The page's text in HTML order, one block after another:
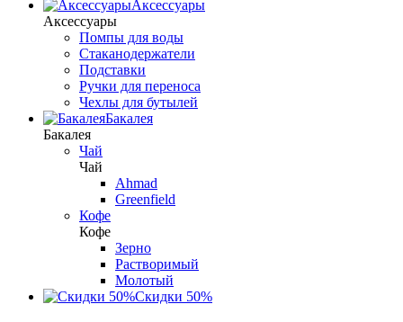
Аксессуары
Аксессуары
Помпы для воды
Стаканодержатели
Подставки
Ручки для переноса
Чехлы для бутылей
Бакалея
Бакалея
Чай
Чай
Ahmad
Greenfield
Кофе
Кофе
Зерно
Растворимый
Молотый
Скидки 50%